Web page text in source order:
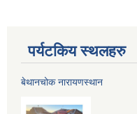
पर्यटकिय स्थलहरु
बेथानचोक नारायणस्थान